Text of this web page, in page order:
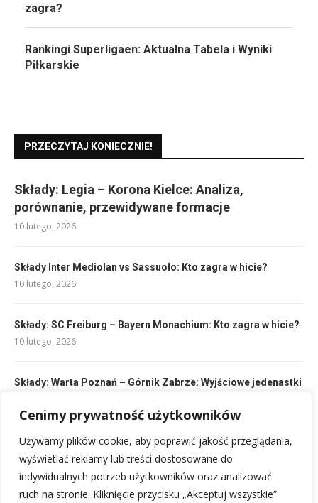
Cenimy prywatność użytkowników
Używamy plików cookie, aby poprawić jakość przeglądania,
wyświetlać reklamy lub treści dostosowane do
indywidualnych potrzeb użytkowników oraz analizować
ruch na stronie. Kliknięcie przycisku „Akceptuj wszystkie”
zagra?
Rankingi Superligaen: Aktualna Tabela i Wyniki
Piłkarskie
PRZECZYTAJ KONIECZNIE!
Składy: Legia – Korona Kielce: Analiza,
porównanie, przewidywane formacje
10 lutego, 2026
Składy Inter Mediolan vs Sassuolo: Kto zagra w hicie?
10 lutego, 2026
Składy: SC Freiburg – Bayern Monachium: Kto zagra w hicie?
10 lutego, 2026
Składy: Warta Poznań – Górnik Zabrze: Wyjściowe jedenastki
10 lutego, 2026
Sangwinik cechy: Typ osobowości, temperament i jego cechy
16 lutego, 2026